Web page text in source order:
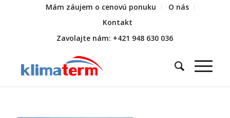
Mám záujem o cenovú ponuku
O nás
Kontakt
Zavolajte nám: +421 948 630 036